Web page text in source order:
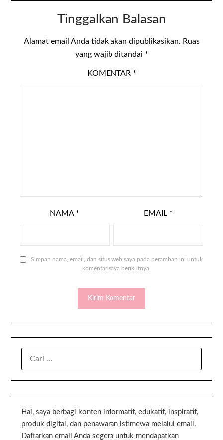
Tinggalkan Balasan
Alamat email Anda tidak akan dipublikasikan. Ruas
yang wajib ditandai *
KOMENTAR *
NAMA * EMAIL *
Simpan nama, email, dan situs web saya pada peramban ini untuk
komentar saya berikutnya.
Hai, saya berbagi konten informatif, edukatif, inspiratif,
produk digital, dan penawaran istimewa melalui email.
Daftarkan email Anda segera untuk mendapatkan